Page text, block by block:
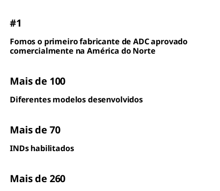
#1
Fomos o primeiro fabricante de ADC aprovado
comercialmente na América do Norte
Mais de 100
Diferentes modelos desenvolvidos
Mais de 70
INDs habilitados
Mais de 260